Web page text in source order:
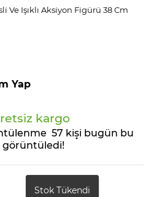
Ve Işıklı Aksi̇yon Fi̇gürü 38 Cm
Yap
kargo
57 kişi bugün bu
görüntüledi!
Stok Tükendi